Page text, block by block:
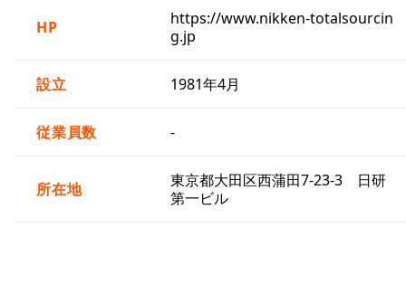
HP
https://www.nikken-totalsourcin
g.jp
設立 1981年4月
従業員数 -
所在地
東京都大田区西蒲田7-23-3 日研
第一ビル